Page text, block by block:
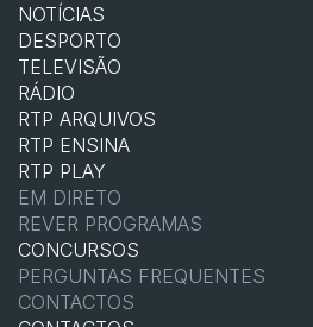
NOTÍCIAS
DESPORTO
TELEVISÃO
RÁDIO
RTP ARQUIVOS
RTP ENSINA
RTP PLAY
EM DIRETO
REVER PROGRAMAS
CONCURSOS
PERGUNTAS FREQUENTES
CONTACTOS